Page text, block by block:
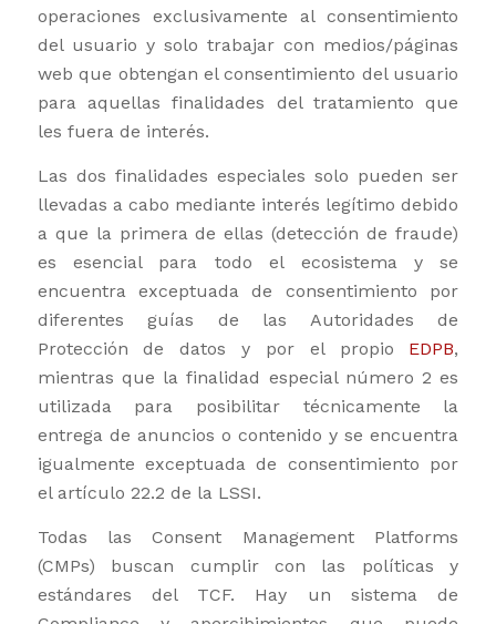
operaciones exclusivamente al consentimiento
del usuario y solo trabajar con medios/páginas
web que obtengan el consentimiento del usuario
para aquellas finalidades del tratamiento que
les fuera de interés.
Las dos finalidades especiales solo pueden ser
llevadas a cabo mediante interés legítimo debido
a que la primera de ellas (detección de fraude)
es esencial para todo el ecosistema y se
encuentra exceptuada de consentimiento por
diferentes guías de las Autoridades de
Protección de datos y por el propio EDPB,
mientras que la finalidad especial número 2 es
utilizada para posibilitar técnicamente la
entrega de anuncios o contenido y se encuentra
igualmente exceptuada de consentimiento por
el artículo 22.2 de la LSSI.
Todas las Consent Management Platforms
(CMPs) buscan cumplir con las políticas y
estándares del TCF. Hay un sistema de